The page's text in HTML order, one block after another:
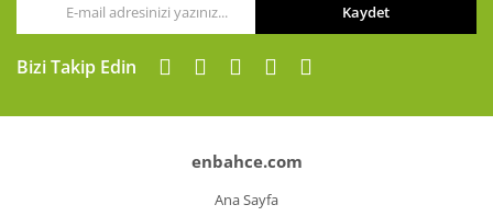
Gönder
Kaydet
Bizi Takip Edin
enbahce.com
Ana Sayfa